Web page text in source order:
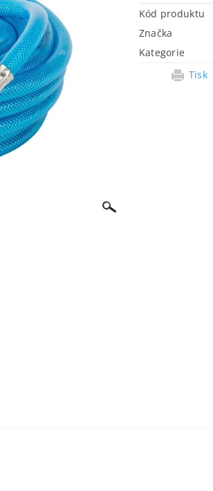
Kód produktu
Značka
Kategorie
Tisk